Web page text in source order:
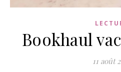
Bookhaul
11 août